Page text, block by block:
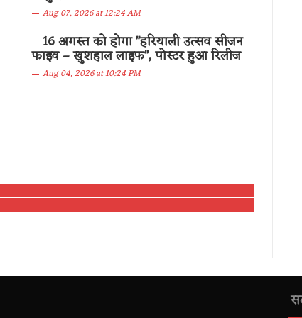
Aug 07, 2026 at 12:24 AM
16 अगस्त को होगा "हरियाली उत्सव सीजन
फाइव – खुशहाल लाइफ", पोस्टर हुआ रिलीज
Aug 04, 2026 at 10:24 PM